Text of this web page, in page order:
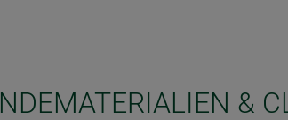
&